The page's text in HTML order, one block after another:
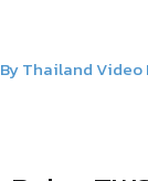
ByThailand